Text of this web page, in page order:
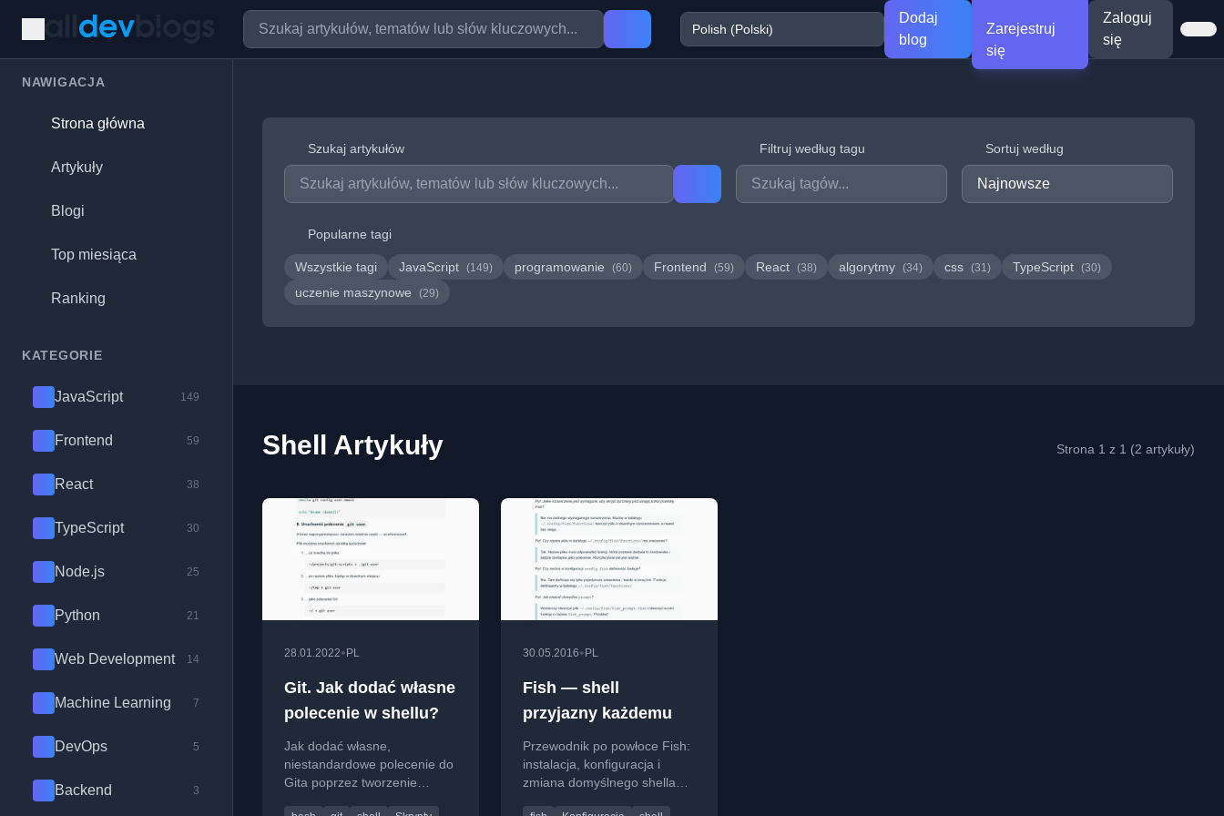
Dodaj
blog
Zarejestruj
się
Zaloguj
się
NAWIGACJA
Strona główna
Artykuły
Blogi
Top miesiąca
Ranking
KATEGORIE
JavaScript 149
Frontend 59
React 38
TypeScript 30
Node.js 25
Python 21
Web Development 14
Machine Learning 7
DevOps 5
Backend 3
Szukaj artykułów Filtruj według tagu Sortuj według
Popularne tagi
Wszystkie tagi JavaScript (149) programowanie (60) Frontend (59) React (38) algorytmy (34) css (31) TypeScript (30)
uczenie maszynowe (29)
Shell Artykuły Strona 1 z 1 (2 artykuły)
28.01.2022• PL
Git. Jak dodać własne
polecenie w shellu?
Jak dodać własne,
niestandardowe polecenie do
Gita poprzez tworzenie
30.05.2016• PL
Fish — shell
przyjazny każdemu
Przewodnik po powłoce Fish:
instalacja, konfiguracja i
zmiana domyślnego shella